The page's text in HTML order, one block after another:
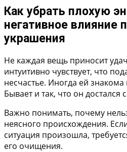
Как убрать плохую
негативное влияние
украшения
Не каждая вещь приносит
интуитивно чувствует, что
несчастье. Иногда ей
Бывает и так, что он
Важно понимать, почему
неясного происхождения.
ситуация произошла,
его очищения.